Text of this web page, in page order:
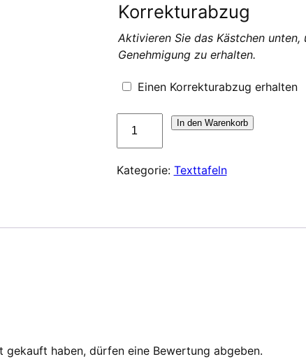
Korrekturabzug
Aktivieren Sie das Kästchen
Genehmigung zu erhalten.
Einen Korrekturabzug erhalten
pour
Pocket
In den Warenkorb
Kategorie: Texttafeln
gekauft haben, dürfen eine Bewertung abgeben.